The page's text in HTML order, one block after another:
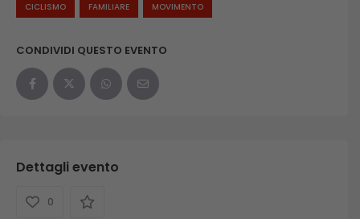
CICLISMO FAMILIARE MOVIMENTO
CONDIVIDI QUESTO EVENTO
Dettagli evento
0